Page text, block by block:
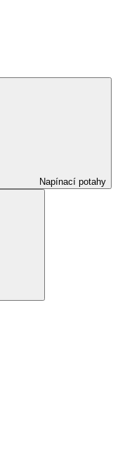
Napínací potahy